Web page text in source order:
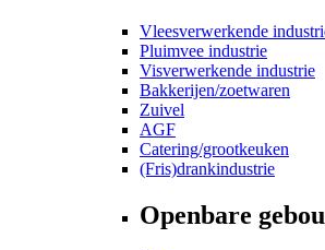
Vleesverwerkende
Pluimvee industrie
Visverwerkende industrie
Bakkerijen/zoetwaren
Zuivel
AGF
Catering/grootkeuken
(Fris)drankindustrie
Openbare